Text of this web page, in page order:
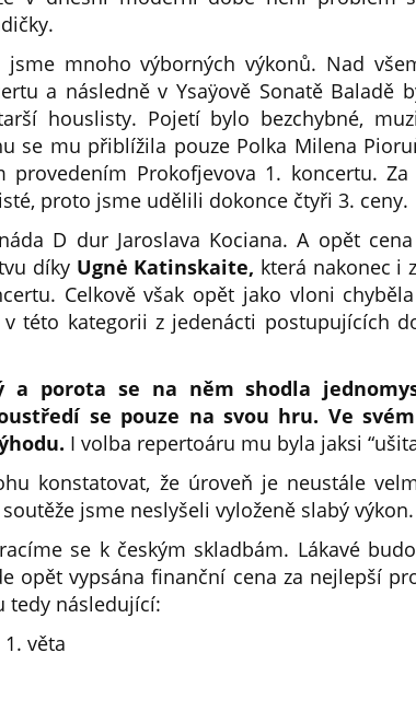
mnoho výborných výkonů. Nad
a následně v Ysaÿově Sonatě Baladě
houslisty. Pojetí bylo bezchybné,
se mu přiblížila pouze Polka Milena
Prokofjevova 1. koncertu.
proto jsme udělili dokonce čtyři 3. ceny.
D dur Jaroslava Kociana. A opět
díky Ugnė Katinskaite, která nakonec i
Celkově však opět jako vloni
této kategorii z jedenácti postupujících
porota se na něm shodla
se pouze na svou hru. Ve
I volba repertoáru mu byla jaksi
konstatovat, že úroveň je neustále
jsme neslyšeli vyloženě slabý výkon.
se k českým skladbám. Lákavé
opět vypsána finanční cena za nejlepší
tedy následující:
věta